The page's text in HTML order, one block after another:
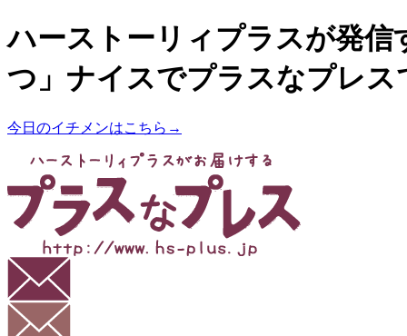
ハーストーリィプラスが発信
つ」ナイスでプラスなプレス
今日のイチメンはこちら→